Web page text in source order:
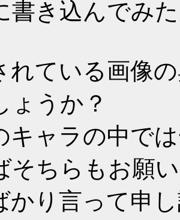
書き込んでみ
れている画像
ょうか？
キャラの中で
そちらもお願
かり言って申